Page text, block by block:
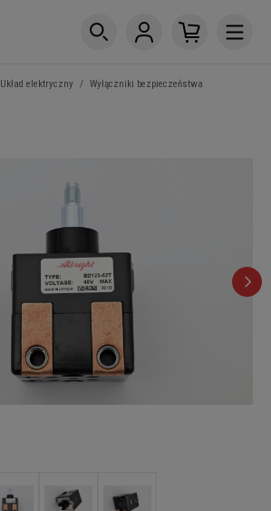
Układ elektryczny / Wyłączniki bezpieczeństwa